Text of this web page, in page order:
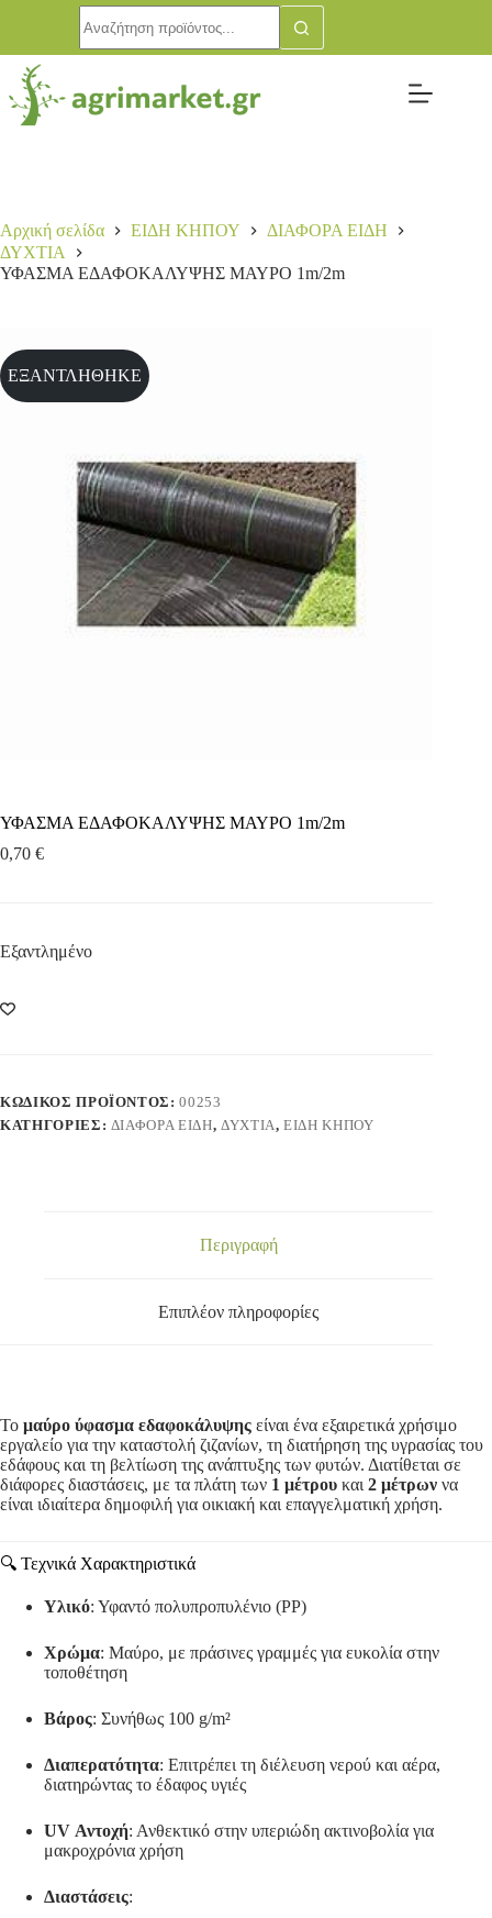
Αρχική σελίδα ΕΙΔΗ ΚΗΠΟΥ
ΔΙΑΦΟΡΑ ΕΙΔΗ
ΔΥΧΤΙΑ
ΥΦΑΣΜΑ ΕΔΑΦΟΚΑΛΥΨΗΣ ΜΑΥΡΟ 1m/2m
ΕΞΑΝΤΛΗΘΗΚΕ
ΥΦΑΣΜΑ ΕΔΑΦΟΚΑΛΥΨΗΣ ΜΑΥΡΟ 1m/2m
0,70 €
Εξαντλημένο
ΚΩΔΙΚΌΣ ΠΡΟΪΌΝΤΟΣ:00253
ΚΑΤΗΓΟΡΊΕΣ: ΔΙΑΦΟΡΑ ΕΙΔΗ, ΔΥΧΤΙΑ,ΕΙΔΗ ΚΗΠΟΥ
Περιγραφή
Επιπλέον πληροφορίες
Το μαύρο ύφασμα εδαφοκάλυψης είναι ένα εξαιρετικά χρήσιμο
εργαλείο για την καταστολή ζιζανίων, τη διατήρηση της υγρασίας του
εδάφους και τη βελτίωση της ανάπτυξης των φυτών. Διατίθεται σε
διάφορες διαστάσεις, με τα πλάτη των 1 μέτρου και2 μέτρων να
είναι ιδιαίτερα δημοφιλή για οικιακή και επαγγελματική χρήση.
🔍 Τεχνικά Χαρακτηριστικά
Υλικό: Υφαντό πολυπροπυλένιο (PP)
Χρώμα: Μαύρο, με πράσινες γραμμές για ευκολία στην
τοποθέτηση
Βάρος: Συνήθως 100 g/m²
Διαπερατότητα: Επιτρέπει τη διέλευση νερού και αέρα,
διατηρώντας το έδαφος υγιές
UV Αντοχή: Ανθεκτικό στην υπεριώδη ακτινοβολία για
μακροχρόνια χρήση
Διαστάσεις: